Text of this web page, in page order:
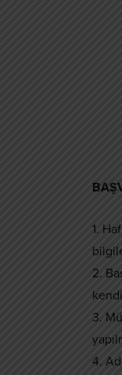
1.
2.
3.
4.